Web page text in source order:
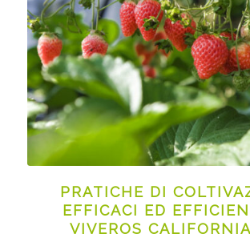
PRATICHE DI
EFFICACI ED
VIVEROS CALIFORNIA